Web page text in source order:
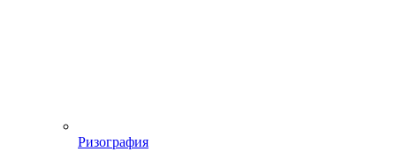
Ризография